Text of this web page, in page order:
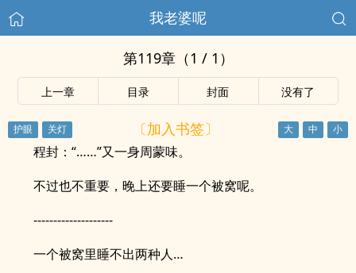
我老婆呢
第119章（1 / 1）
上一章 目录 封面 没有了
〔加入书签〕
程封：“……”又一身周蒙味。
不过也不重要，晚上还要睡一个被窝呢。
--------------------
一个被窝里睡不出两种人…